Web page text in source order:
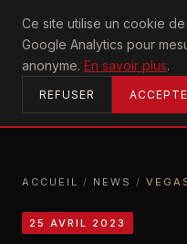
Ce site utilise un cookie
Google Analytics pour
anonyme. En savoir plus.
REFUSER
U2achtung
ACCUEIL
ACCUEIL / NEWS /
25 AVRIL 2023